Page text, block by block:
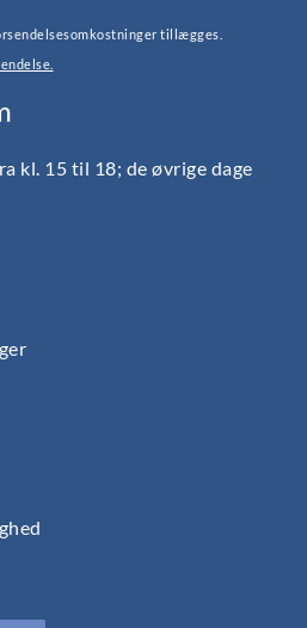
tillægges.
kl. 15 til 18; de øvrige dage